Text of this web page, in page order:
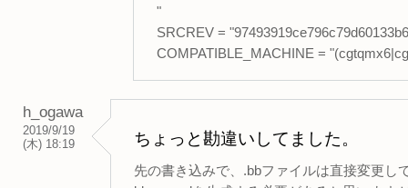
"
SRCREV =
COMPATIBLE_MACHINE =
h_ogawa
2019/9/19
(木) 18:19
ちょっと勘違いしてました。
先の書き込みで、.bbファイルは直接変更し